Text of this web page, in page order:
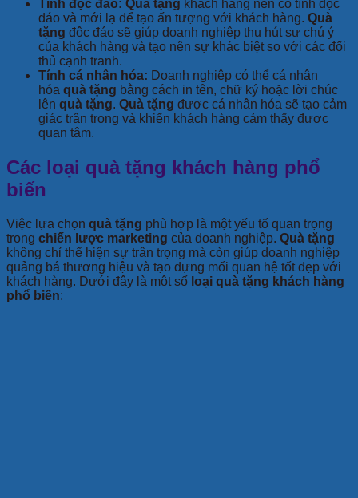
Tính độc đáo: Quà tặng khách hàng nên có tính độc
đáo và mới lạ để tạo ấn tượng với khách hàng. Quà
tặng độc đáo sẽ giúp doanh nghiệp thu hút sự chú ý
của khách hàng và tạo nên sự khác biệt so với các đối
thủ cạnh tranh.
Tính cá nhân hóa: Doanh nghiệp có thể cá nhân
hóa quà tặng bằng cách in tên, chữ ký hoặc lời chúc
lên quà tặng. Quà tặng được cá nhân hóa sẽ tạo cảm
giác trân trọng và khiến khách hàng cảm thấy được
quan tâm.
Các loại quà tặng khách hàng phổ
biến
Việc lựa chọn quà tặng phù hợp là một yếu tố quan trọng
trong chiến lược marketing của doanh nghiệp. Quà tặng
không chỉ thể hiện sự trân trọng mà còn giúp doanh nghiệp
quảng bá thương hiệu và tạo dựng mối quan hệ tốt đẹp với
khách hàng. Dưới đây là một số loại quà tặng khách hàng
phổ biến: